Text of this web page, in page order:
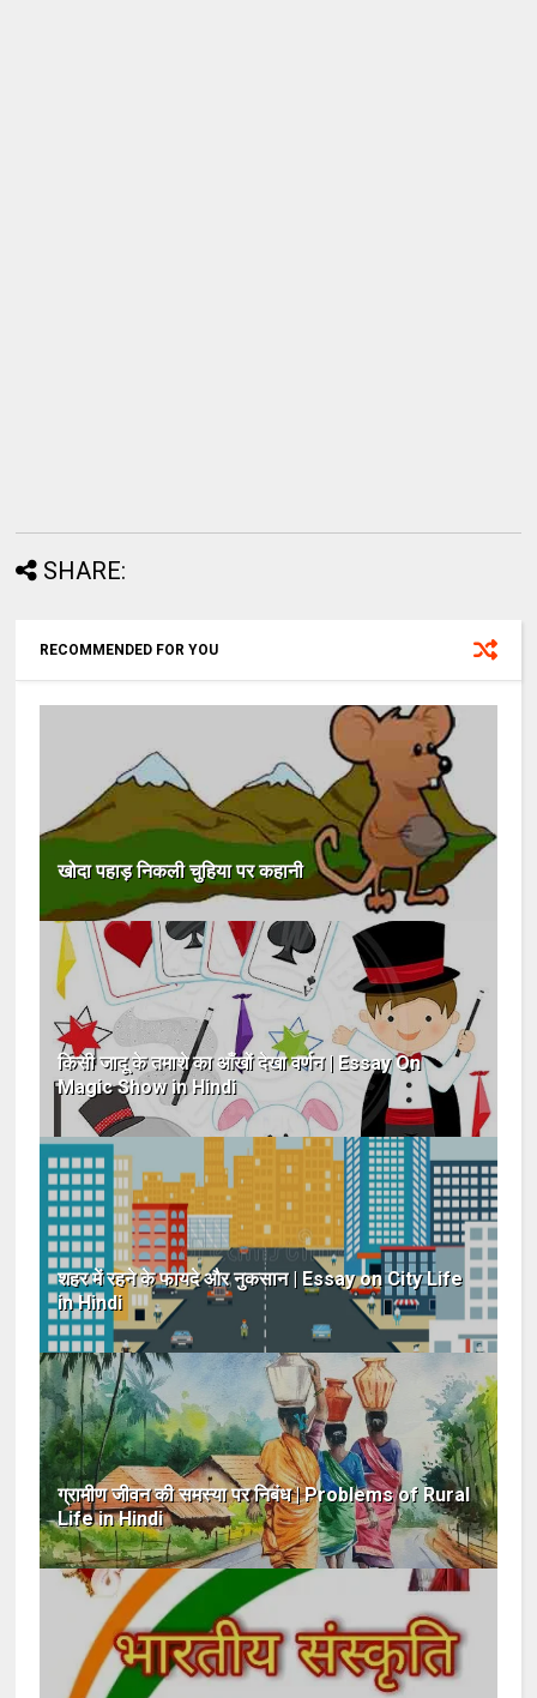
SHARE:
RECOMMENDED FOR YOU
खोदा पहाड़ निकली चुहिया पर कहानी
किसी जादू के तमाशे का आँखों देखा वर्णन | Essay On
Magic Show in Hindi
शहर में रहने के फायदे और नुकसान | Essay on City Life
in Hindi
ग्रामीण जीवन की समस्या पर निबंध | Problems of Rural
Life in Hindi